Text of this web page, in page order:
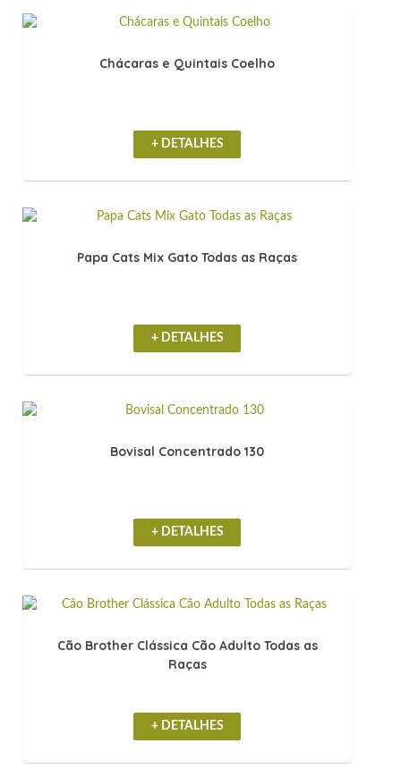
Chácaras e Quintais Coelho
+ DETALHES
Papa Cats Mix Gato Todas as Raças
+ DETALHES
Bovisal Concentrado 130
+ DETALHES
Cão Brother Clássica Cão Adulto Todas as
Raças
+ DETALHES